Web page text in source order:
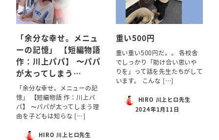
「余分な幸せ。メニュ
ーの記憶」 【短編物語
作：川上パパ】 〜パパ
が太ってしまう…
「余分な幸せ。メニューの記
憶」 【短編物語 作：川上パ
パ】 〜パパが太ってしまう理
由を子どもは知らな […]
HIRO 川上ヒロ先生
重い500円
重い重い500円だ。。 各校舎
でしっかり「助け合い思いや
りを」って話を先生たちがして
います。 こんな […]
HIRO 川上ヒロ先生
2024年1月11日